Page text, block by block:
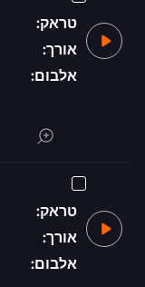
טראק:
אורך:
אלבום:
טראק:
אורך:
אלבום: